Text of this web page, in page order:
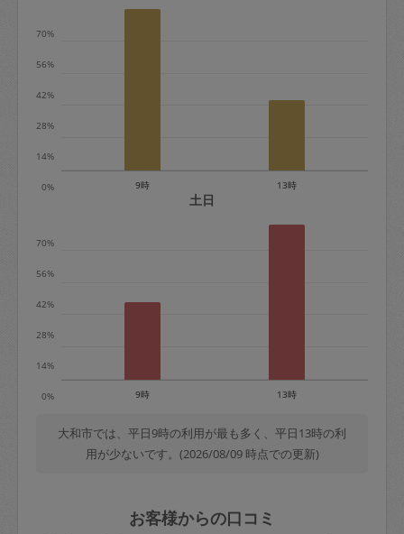
ンセル料は発生しません。それ以上はキ
※キャンセル料金の設定について：
定期依頼1回（3時間）の金額とスポット
0%
14%
28%
42%
56%
70%
9時 13時
土日
0%
14%
28%
42%
56%
70%
9時 13時
大和市では、平日9時の利用が最も多く、平日13時の利
用が少ないです。(2026/08/09 時点での更新)
お客様からの口コミ